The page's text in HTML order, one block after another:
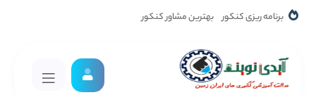
برنامه ریزی کنکور بهترین مشاور کنکور